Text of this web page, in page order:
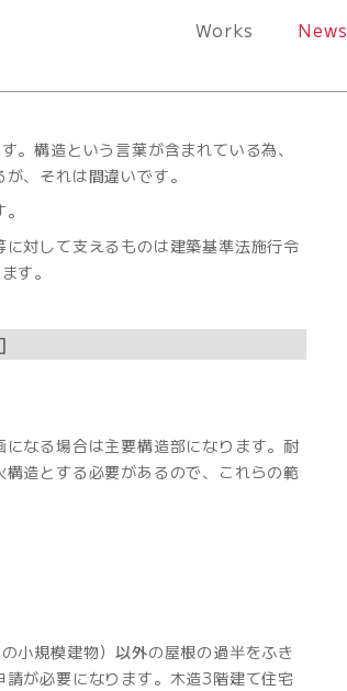
Works News
。構造という言葉が含まれている為、
、それは間違いです。
対して支えるものは建築基準法施行令
す。
なる場合は主要構造部になります。耐
造とする必要があるので、これらの範
小規模建物）以外の屋根の過半をふき
が必要になります。木造3階建て住宅